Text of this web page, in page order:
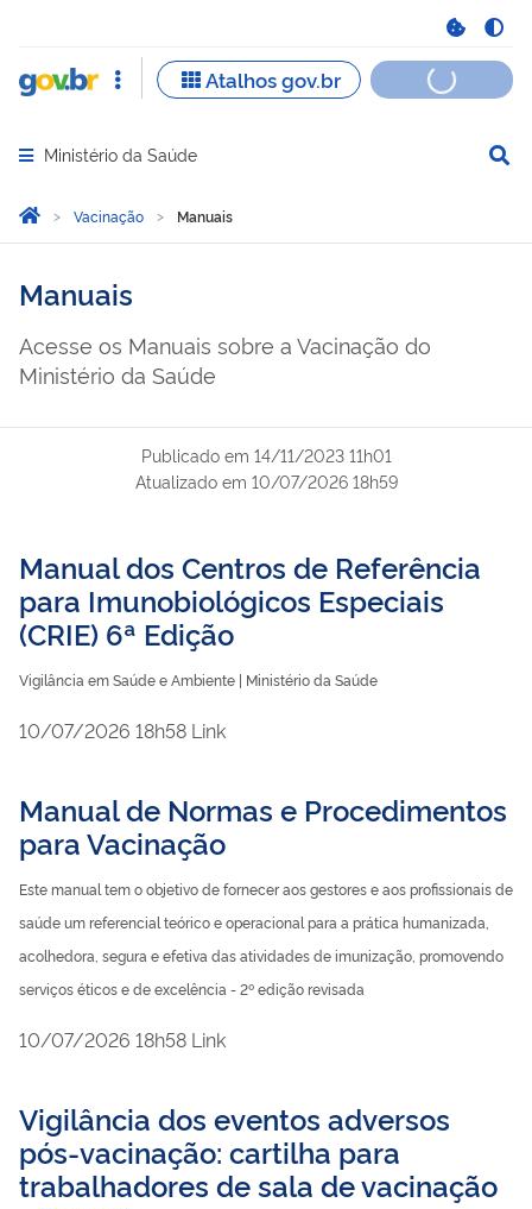
Abrir menu principal de navegação
Ministério da Saúde
Você está aqui:
Página Inicial
Vacinação Manuais
Manuais
Acesse os Manuais sobre a Vacinação do
Ministério da Saúde
Publicado em 14/11/2023 11h01
Atualizado em 10/07/2026 18h59
Manual dos Centros de Referência
para Imunobiológicos Especiais
(CRIE) 6ª Edição
Vigilância em Saúde e Ambiente | Ministério da Saúde
publicado
10/07/2026 18h58 Link
Manual de Normas e Procedimentos
para Vacinação
Este manual tem o objetivo de fornecer aos gestores e aos profissionais de
saúde um referencial teórico e operacional para a prática humanizada,
acolhedora, segura e efetiva das atividades de imunização, promovendo
serviços éticos e de excelência - 2º edição revisada
publicado
10/07/2026 18h58 Link
Vigilância dos eventos adversos
pós-vacinação: cartilha para
trabalhadores de sala de vacinação